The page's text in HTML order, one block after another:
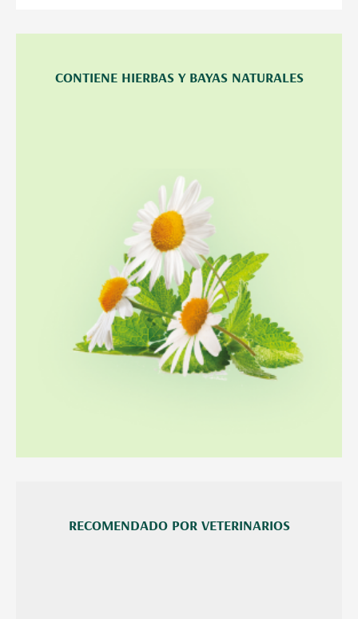
CONTIENE HIERBAS Y BAYAS NATURALES
RECOMENDADO POR VETERINARIOS